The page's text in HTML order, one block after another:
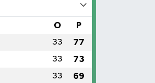
O P
33 77
33 73
33 69